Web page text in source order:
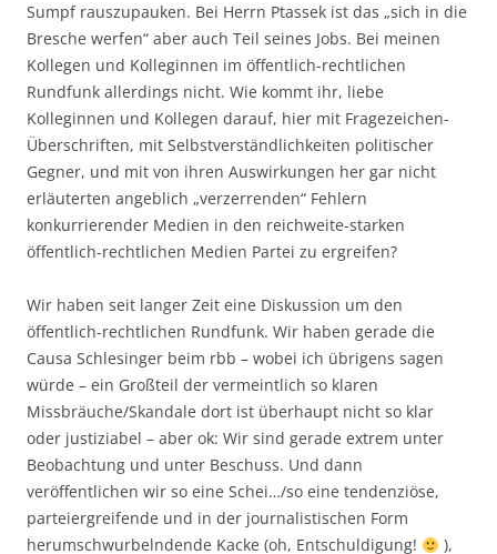
Sumpf rauszupauken. Bei Herrn Ptassek ist das „sich in die
Bresche werfen“ aber auch Teil seines Jobs. Bei meinen
Kollegen und Kolleginnen im öffentlich-rechtlichen
Rundfunk allerdings nicht. Wie kommt ihr, liebe
Kolleginnen und Kollegen darauf, hier mit Fragezeichen-
Überschriften, mit Selbstverständlichkeiten politischer
Gegner, und mit von ihren Auswirkungen her gar nicht
erläuterten angeblich „verzerrenden“ Fehlern
konkurrierender Medien in den reichweite-starken
öffentlich-rechtlichen Medien Partei zu ergreifen?
Wir haben seit langer Zeit eine Diskussion um den
öffentlich-rechtlichen Rundfunk. Wir haben gerade die
Causa Schlesinger beim rbb – wobei ich übrigens sagen
würde – ein Großteil der vermeintlich so klaren
Missbräuche/Skandale dort ist überhaupt nicht so klar
oder justiziabel – aber ok: Wir sind gerade extrem unter
Beobachtung und unter Beschuss. Und dann
veröffentlichen wir so eine Schei…/so eine tendenziöse,
parteiergreifende und in der journalistischen Form
herumschwurbelndende Kacke (oh, Entschuldigung!
),